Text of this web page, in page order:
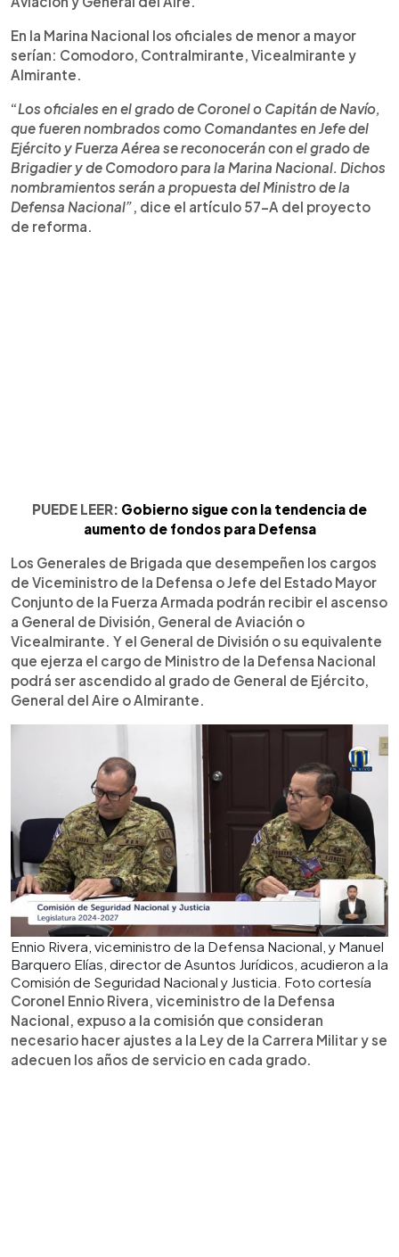
En la Marina Nacional los oficiales de menor a mayor
serían: Comodoro, Contralmirante, Vicealmirante y
Almirante.
“Los oficiales en el grado de Coronel o Capitán de Navío,
que fueren nombrados como Comandantes en Jefe del
Ejército y Fuerza Aérea se reconocerán con el grado de
Brigadier y de Comodoro para la Marina Nacional. Dichos
nombramientos serán a propuesta del Ministro de la
Defensa Nacional” , dice el artículo 57-A del proyecto
de reforma.
PUEDE LEER: Gobierno sigue con la tendencia de
aumento de fondos para Defensa
Los Generales de Brigada que desempeñen los cargos
de Viceministro de la Defensa o Jefe del Estado Mayor
Conjunto de la Fuerza Armada podrán recibir el ascenso
a General de División, General de Aviación o
Vicealmirante. Y el General de División o su equivalente
que ejerza el cargo de Ministro de la Defensa Nacional
podrá ser ascendido al grado de General de Ejército,
General del Aire o Almirante.
Ennio Rivera, viceministro de la Defensa Nacional, y Manuel
Barquero Elías, director de Asuntos Jurídicos, acudieron a la
Comisión de Seguridad Nacional y Justicia. Foto cortesía
Coronel Ennio Rivera, viceministro de la Defensa
Nacional, expuso a la comisión que consideran
necesario hacer ajustes a la Ley de la Carrera Militar y se
adecuen los años de servicio en cada grado.